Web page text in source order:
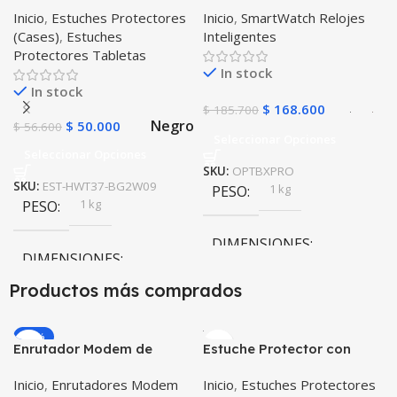
Inicio, Estuches Protectores
(Cases), Estuches
Protectores Tabletas
In stock
$56.600 $ 50.000 Negro
SKU: EST-HWT37-BG2W09
PESO 1 kg
DIMENSIONES
COLOR Negro
BAND X PRO™
(Smartwatch p70)
Compatible Android IOS
Inicio, SmartWatch Relojes
Inteligentes
In stock
$185.700 $ 168.600
SKU: OPTBXPRO
PESO 1 kg
DIMENSIONES
20 × 20 × 20 cm
Productos más comprados
-20%
Enrutador Modem de
Libre Todo Operador 4G
Inicio, Enrutadores Modem
Estuche Protector con
Tablet Samsung Galaxy
Inicio, Estuches Protectores